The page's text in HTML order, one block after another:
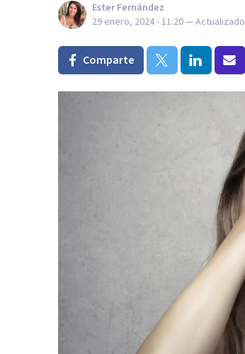
Ester Fernández
29 enero, 2024 - 11:20— Actualizado
Comparte